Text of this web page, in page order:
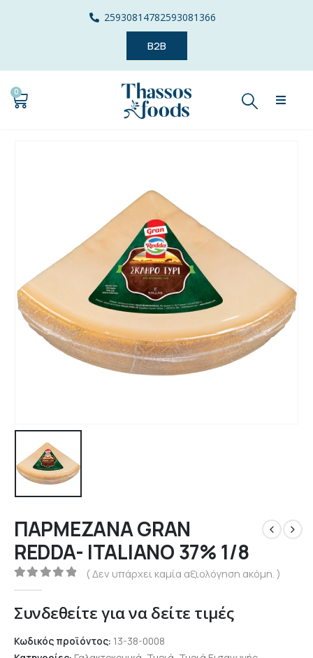
25930814782593081366
B2B
0
ΠΑΡΜΕΖΑΝΑ GRAN
REDDA- ITALΙΑΝΟ 37% 1/8
0out of 5
( Δεν υπάρχει καμία αξιολόγηση ακόμη. )
Συνδεθείτε για να δείτε τιμές
Κωδικός προϊόντος: 13-38-0008